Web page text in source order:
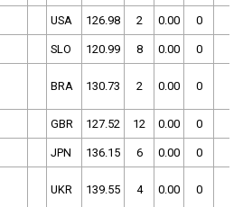
USA 126.98 2 0.00 0
SLO 120.99 8 0.00 0
BRA 130.73 2 0.00 0
GBR 127.52 12 0.00 0
JPN 136.15 6 0.00 0
UKR 139.55 4 0.00 0